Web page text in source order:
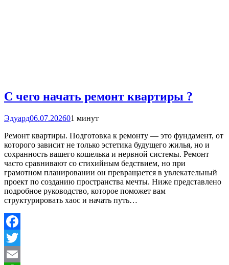
С чего начать ремонт квартиры ?
Эдуард06.07.202601 минут
Ремонт квартиры. Подготовка к ремонту — это фундамент, от
которого зависит не только эстетика будущего жилья, но и
сохранность вашего кошелька и нервной системы. Ремонт
часто сравнивают со стихийным бедствием, но при
грамотном планировании он превращается в увлекательный
проект по созданию пространства мечты. Ниже представлено
подробное руководство, которое поможет вам
структурировать хаос и начать путь…
Facebook
Twitter